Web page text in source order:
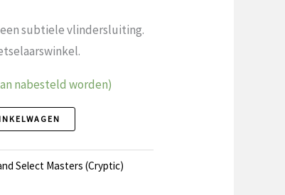
subtiele vlindersluiting.
nabesteld worden)
Select Masters (Cryptic)